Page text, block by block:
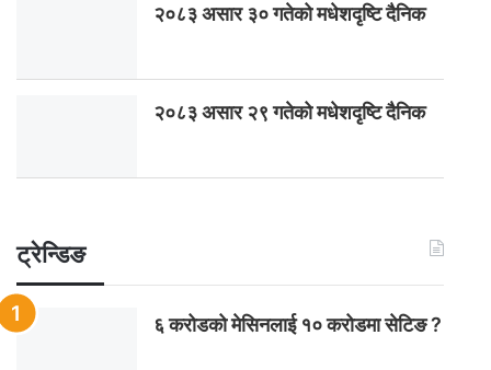
२०८३ असार ३० गतेको मधेशदृष्टि दैनिक
२०८३ असार २९ गतेको मधेशदृष्टि दैनिक
ट्रेन्डिङ
६ करोडको मेसिनलाई १० करोडमा सेटिङ ?